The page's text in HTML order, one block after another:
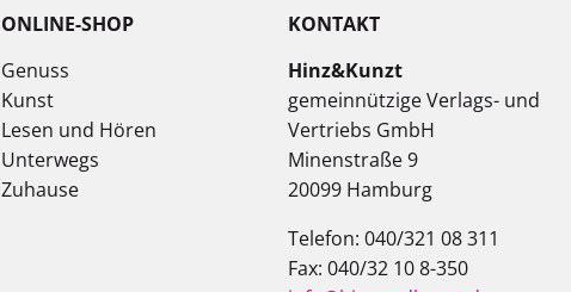
ONLINE-SHOP
Genuss
Kunst
Lesen und Hören
Unterwegs
Zuhause
KONTAKT
Hinz&Kunzt
gemeinnützige Verlags- und
Vertriebs GmbH
Minenstraße 9
20099 Hamburg
Telefon: 040/321 08 311
Fax: 040/32 10 8-350